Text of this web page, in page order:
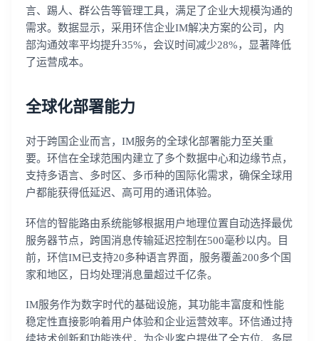
言、踢人、群公告等管理工具，满足了企业大规模沟通的
需求。数据显示，采用环信企业IM解决方案的公司，内
部沟通效率平均提升35%，会议时间减少28%，显著降低
了运营成本。
全球化部署能力
对于跨国企业而言，IM服务的全球化部署能力至关重
要。环信在全球范围内建立了多个数据中心和边缘节点，
支持多语言、多时区、多币种的国际化需求，确保全球用
户都能获得低延迟、高可用的通讯体验。
环信的智能路由系统能够根据用户地理位置自动选择最优
服务器节点，跨国消息传输延迟控制在500毫秒以内。目
前，环信IM已支持20多种语言界面，服务覆盖200多个国
家和地区，日均处理消息量超过千亿条。
IM服务作为数字时代的基础设施，其功能丰富度和性能
稳定性直接影响着用户体验和企业运营效率。环信通过持